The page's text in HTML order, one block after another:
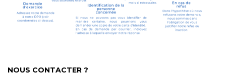
NOUS CONTACTER ?